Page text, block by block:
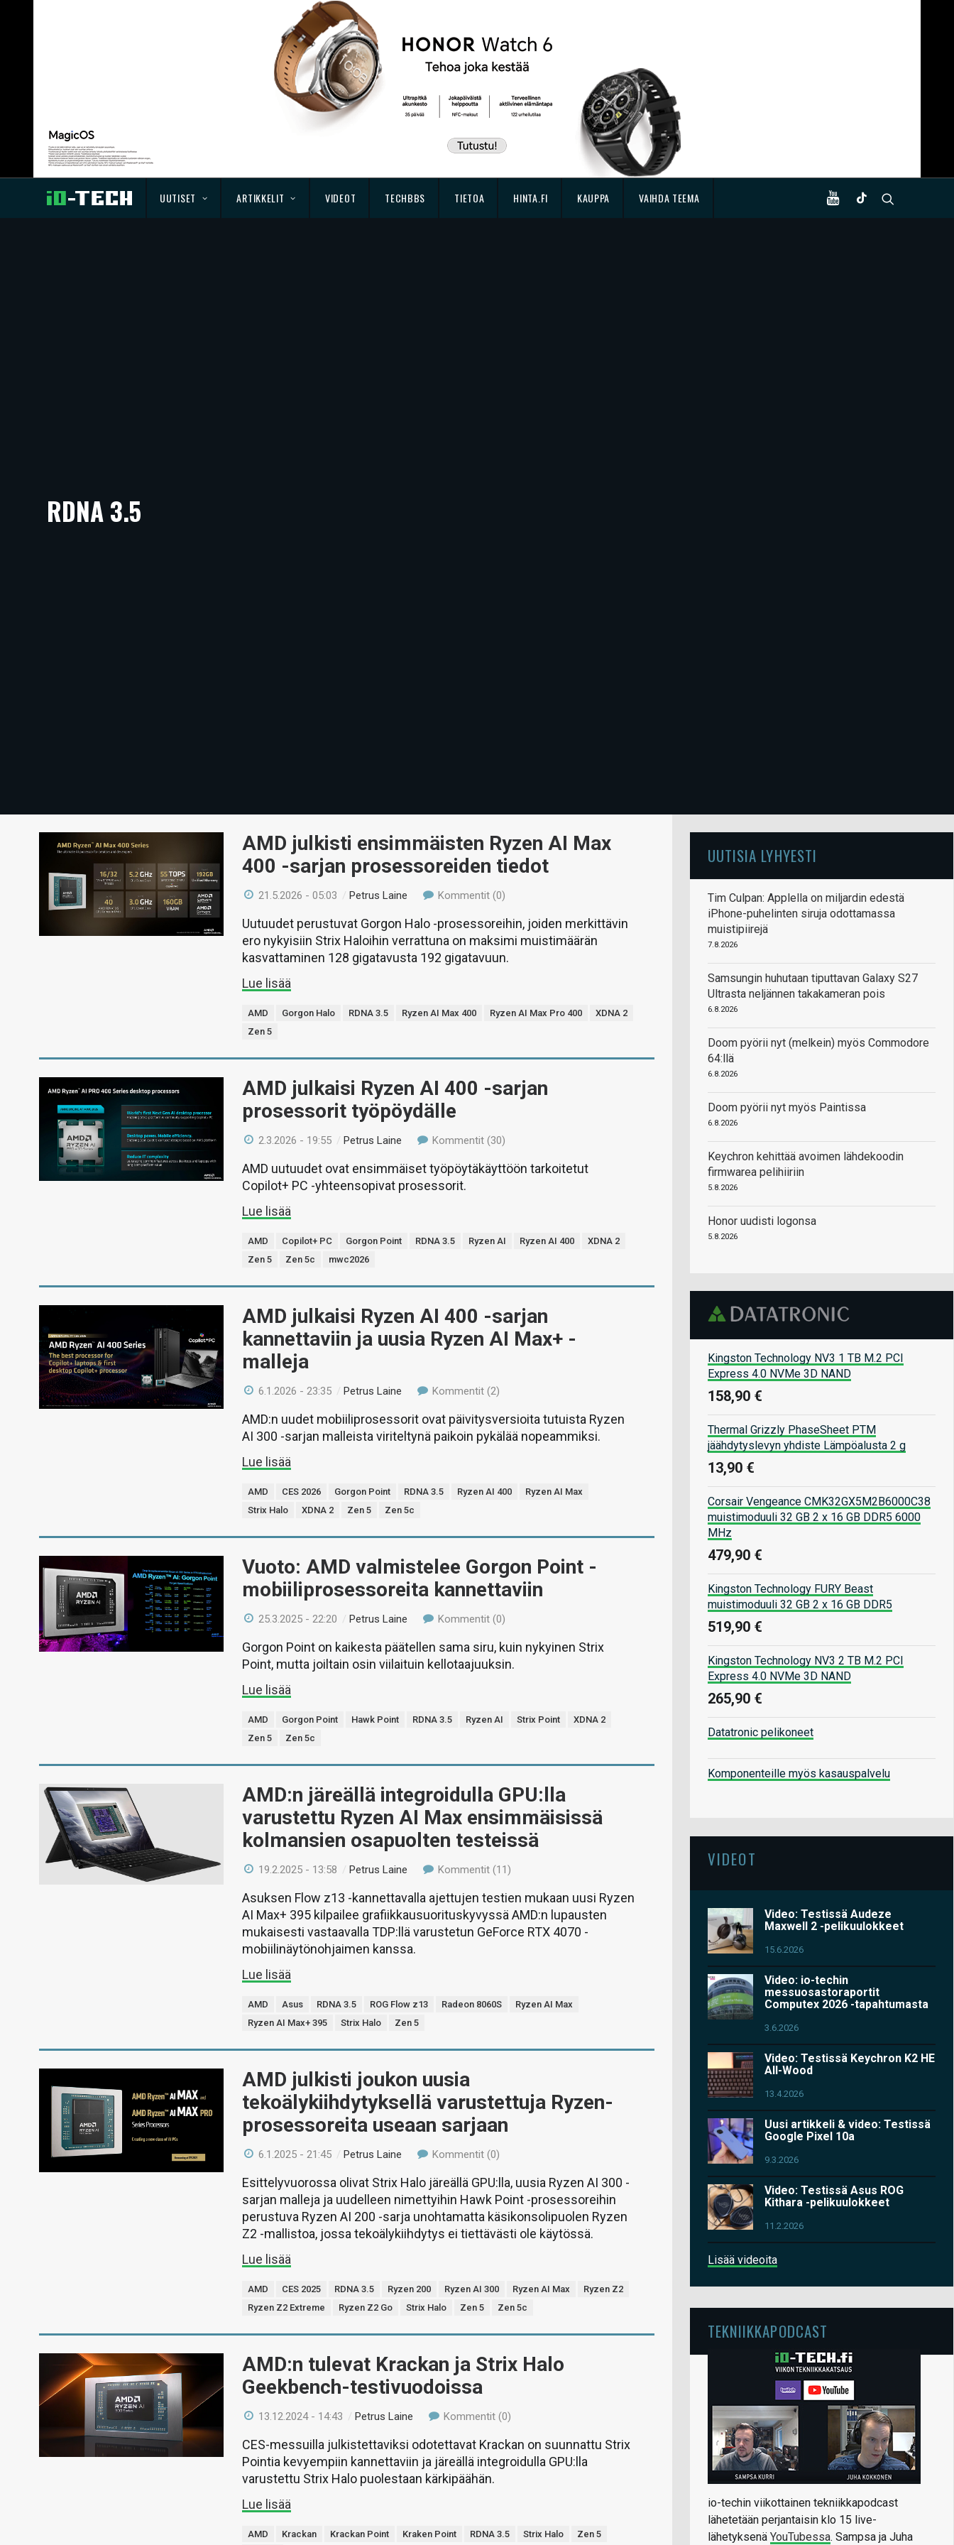
UUTISET ARTIKKELIT VIDEOT TECHBBS TIETOA HINTA.FI KAUPPA VAIHDA TEEMA
RDNA 3.5
AMD julkisti ensimmäisten Ryzen AI Max
400 -sarjan prosessoreiden tiedot
21.5.2026 - 05:03 /Petrus Laine Kommentit (0)
Uutuudet perustuvat Gorgon Halo -prosessoreihin, joiden merkittävin
ero nykyisiin Strix Haloihin verrattuna on maksimi muistimäärän
kasvattaminen 128 gigatavusta 192 gigatavuun.
Lue lisää
AMD Gorgon Halo RDNA 3.5 Ryzen AI Max 400 Ryzen AI Max Pro 400
XDNA 2
Zen 5
AMD julkaisi Ryzen AI 400 -sarjan
prosessorit työpöydälle
2.3.2026 - 19:55 /Petrus Laine Kommentit (30)
AMD uutuudet ovat ensimmäiset työpöytäkäyttöön tarkoitetut
Copilot+ PC -yhteensopivat prosessorit.
Lue lisää
AMD Copilot+ PC Gorgon Point RDNA 3.5 Ryzen AI Ryzen AI 400
XDNA 2
Zen 5
Zen 5c mwc2026
AMD julkaisi Ryzen AI 400 -sarjan
kannettaviin ja uusia Ryzen AI Max+ -
malleja
6.1.2026 - 23:35 /Petrus Laine Kommentit (2)
AMD:n uudet mobiiliprosessorit ovat päivitysversioita tutuista Ryzen
AI 300 -sarjan malleista viriteltynä paikoin pykälää nopeammiksi.
Lue lisää
AMD CES 2026 Gorgon Point RDNA 3.5 Ryzen AI 400
Ryzen AI Max
Strix Halo
XDNA 2 Zen 5 Zen 5c
Vuoto: AMD valmistelee Gorgon Point -
mobiiliprosessoreita kannettaviin
25.3.2025 - 22:20 /Petrus Laine Kommentit (0)
Gorgon Point on kaikesta päätellen sama siru, kuin nykyinen Strix
Point, mutta joiltain osin viilaituin kellotaajuuksin.
Lue lisää
AMD Gorgon Point Hawk Point RDNA 3.5 Ryzen AI Strix Point
XDNA 2
Zen 5
Zen 5c
AMD:n järeällä integroidulla GPU:lla
varustettu Ryzen AI Max ensimmäisissä
kolmansien osapuolten testeissä
19.2.2025 - 13:58 /Petrus Laine Kommentit (11)
Asuksen Flow z13 -kannettavalla ajettujen testien mukaan uusi Ryzen
AI Max+ 395 kilpailee grafiikkausuorituskyvyssä AMD:n lupausten
mukaisesti vastaavalla TDP:llä varustetun GeForce RTX 4070 -
mobiilinäytönohjaimen kanssa.
Lue lisää
AMD Asus RDNA 3.5 ROG Flow z13 Radeon 8060S
Ryzen AI Max
Ryzen AI Max+ 395
Strix Halo Zen 5
AMD julkisti joukon uusia
tekoälykiihdytyksellä varustettuja Ryzen-
prosessoreita useaan sarjaan
6.1.2025 - 21:45 /Petrus Laine Kommentit (0)
Esittelyvuorossa olivat Strix Halo järeällä GPU:lla, uusia Ryzen AI 300 -
sarjan malleja ja uudelleen nimettyihin Hawk Point -prosessoreihin
perustuva Ryzen AI 200 -sarja unohtamatta käsikonsolipuolen Ryzen
Z2 -mallistoa, jossa tekoälykiihdytys ei tiettävästi ole käytössä.
Lue lisää
AMD CES 2025 RDNA 3.5 Ryzen 200 Ryzen AI 300 Ryzen AI Max
Ryzen Z2
Ryzen Z2 Extreme
Ryzen Z2 Go Strix Halo Zen 5 Zen 5c
AMD:n tulevat Krackan ja Strix Halo
Geekbench-testivuodoissa
13.12.2024 - 14:43 /Petrus Laine Kommentit (0)
CES-messuilla julkistettaviksi odotettavat Krackan on suunnattu Strix
Pointia kevyempiin kannettaviin ja järeällä integroidulla GPU:lla
varustettu Strix Halo puolestaan kärkipäähän.
Lue lisää
AMD Krackan Krackan Point Kraken Point RDNA 3.5 Strix Halo Zen 5
UUTISIA LYHYESTI
Tim Culpan: Applella on miljardin edestä
iPhone-puhelinten siruja odottamassa
muistipiirejä
7.8.2026
Samsungin huhutaan tiputtavan Galaxy S27
Ultrasta neljännen takakameran pois
6.8.2026
Doom pyörii nyt (melkein) myös Commodore
64:llä
6.8.2026
Doom pyörii nyt myös Paintissa
6.8.2026
Keychron kehittää avoimen lähdekoodin
firmwarea pelihiiriin
5.8.2026
Honor uudisti logonsa
5.8.2026
Kingston Technology NV3 1 TB M.2 PCI
Express 4.0 NVMe 3D NAND
158,90 €
Thermal Grizzly PhaseSheet PTM
jäähdytyslevyn yhdiste Lämpöalusta 2 g
13,90 €
Corsair Vengeance CMK32GX5M2B6000C38
muistimoduuli 32 GB 2 x 16 GB DDR5 6000
MHz
479,90 €
Kingston Technology FURY Beast
muistimoduuli 32 GB 2 x 16 GB DDR5
519,90 €
Kingston Technology NV3 2 TB M.2 PCI
Express 4.0 NVMe 3D NAND
265,90 €
Datatronic pelikoneet
Komponenteille myös kasauspalvelu
VIDEOT
Video: Testissä Audeze
Maxwell 2 -pelikuulokkeet
15.6.2026
Video: io-techin
messuosastoraportit
Computex 2026 -tapahtumasta
3.6.2026
Video: Testissä Keychron K2 HE
All-Wood
13.4.2026
Uusi artikkeli & video: Testissä
Google Pixel 10a
9.3.2026
Video: Testissä Asus ROG
Kithara -pelikuulokkeet
11.2.2026
Lisää videoita
TEKNIIKKAPODCAST
io-techin viikottainen tekniikkapodcast
lähetetään perjantaisin klo 15 live-
lähetyksenä YouTubessa. Sampsa ja Juha